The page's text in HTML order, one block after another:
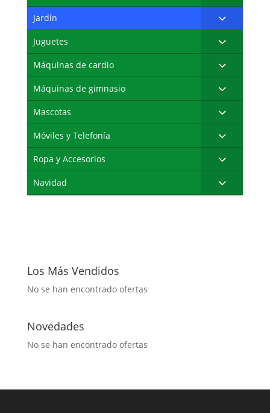
Jardín
Juguetes
Máquinas de cardio
Máquinas de gimnasio
Mascotas
Móviles y Telefonía
Ropa y Accesorios
Navidad
Los Más Vendidos
No se han encontrado ofertas
Novedades
No se han encontrado ofertas